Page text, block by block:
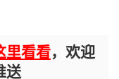
里看看，欢迎
送